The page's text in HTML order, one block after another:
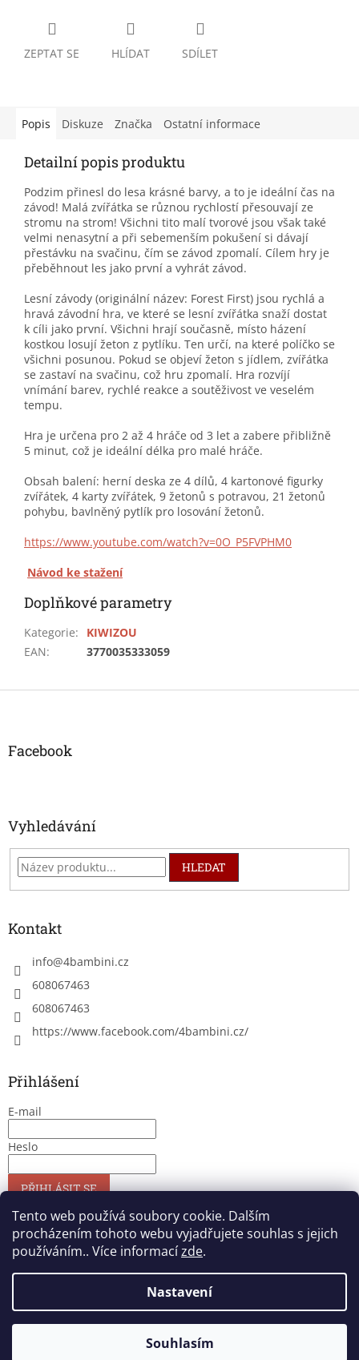
Tento web používá soubory cookie. Dalším
procházením tohoto webu vyjadřujete souhlas s jejich
používáním.. Více informacízde.
Nastavení
Souhlasím
ZEPTAT SE HLÍDAT SDÍLET
Popis Diskuze Značka Ostatní informace
Detailní popis produktu
Podzim přinesl do lesa krásné barvy, a to je ideální čas na
závod! Malá zvířátka se různou rychlostí přesouvají ze
stromu na strom! Všichni tito malí tvorové jsou však také
velmi nenasytní a při sebemenším pokušení si dávají
přestávku na svačinu, čím se závod zpomalí. Cílem hry je
přeběhnout les jako první a vyhrát závod.
Lesní závody (originální název: Forest First) jsou rychlá a
hravá závodní hra, ve které se lesní zvířátka snaží dostat
k cíli jako první. Všichni hrají současně, místo házení
kostkou losují žeton z pytlíku. Ten určí, na které políčko se
všichni posunou. Pokud se objeví žeton s jídlem, zvířátka
se zastaví na svačinu, což hru zpomalí. Hra rozvíjí
vnímání barev, rychlé reakce a soutěživost ve veselém
tempu.
Hra je určena pro 2 až 4 hráče od 3 let a zabere přibližně
5 minut, což je ideální délka pro malé hráče.
Obsah balení: herní deska ze 4 dílů, 4 kartonové figurky
zvířátek, 4 karty zvířátek, 9 žetonů s potravou, 21 žetonů
pohybu, bavlněný pytlík pro losování žetonů.
https://www.youtube.com/watch?v=0O_P5FVPHM0
Návod ke stažení
Doplňkové parametry
Kategorie:
KIWIZOU
EAN: 3770035333059
Z
Facebook
Vyhledávání
HLEDAT
Kontakt
info@4bambini.cz
608067463
608067463
https://www.facebook.com/4bambini.cz/
Přihlášení
E-mail
Heslo
PŘIHLÁSIT SE
Nová registraceZapomenuté heslo
nastavení cookies